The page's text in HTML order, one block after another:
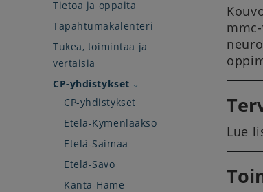
Tietoa ja oppaita
Tapahtumakalenteri
Tukea, toimintaa ja
vertaisia
CP-yhdistykset
CP-yhdistykset
Etelä-Kymenlaakso
Etelä-Saimaa
Etelä-Savo
Kanta-Häme
Lue